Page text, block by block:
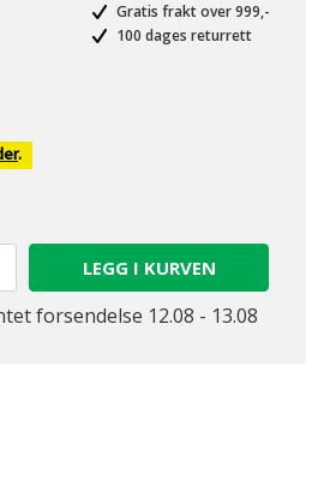
Gratis frakt over 999,-
100 dages returrett
.
LEGG I KURVEN
forsendelse 12.08 - 13.08